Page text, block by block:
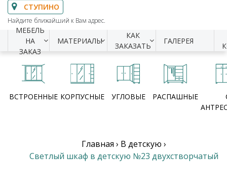
СТУПИНО
Найдите ближайший к Вам адрес.
МЕБЕЛЬ
НА
ЗАКАЗ
МАТЕРИАЛЫ
КАК
ЗАКАЗАТЬ
ГАЛЕРЕЯ
ВСТРОЕННЫЕ КОРПУСНЫЕ УГЛОВЫЕ РАСПАШНЫЕ
Главная › В детскую ›
Светлый шкаф в детскую №23 двухстворчатый